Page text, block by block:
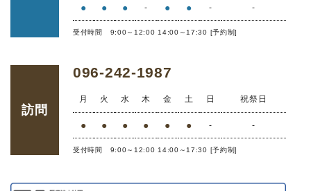
● ● ● - ● ● - -
受付時間 9:00～12:00 14:00～17:30 [予約制]
訪問
096-242-1987
月 火 水 木 金 土 日 祝祭日
● ● ● ● ● ● - -
受付時間 9:00～12:00 14:00～17:30 [予約制]